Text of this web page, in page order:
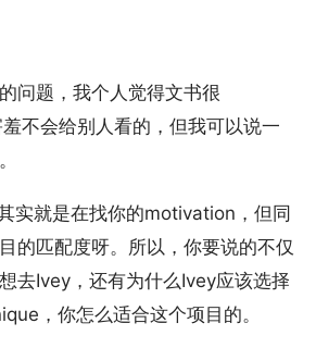
问题，我个人觉得文书很
不会给别人看的，但我可以说一
实就是在找你的motivation，但同
的匹配度呀。所以，你要说的不仅
去Ivey，还有为什么Ivey应该选择
，你怎么适合这个项目的。